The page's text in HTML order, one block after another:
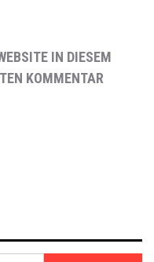
IN DIESEM
KOMMENTAR